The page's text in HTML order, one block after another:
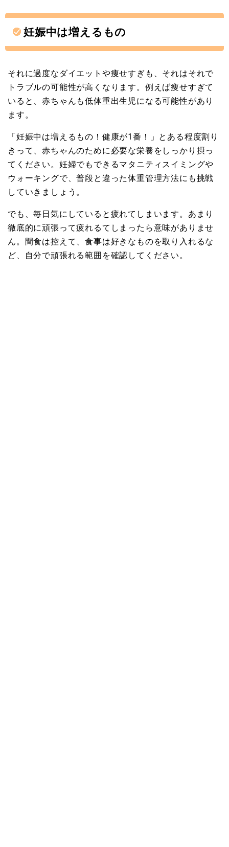
妊娠中は増えるもの
それに過度なダイエットや痩せすぎも、それはそれで
トラブルの可能性が高くなります。例えば痩せすぎて
いると、赤ちゃんも低体重出生児になる可能性があり
ます。
「妊娠中は増えるもの！健康が1番！」とある程度割り
きって、赤ちゃんのために必要な栄養をしっかり摂っ
てください。妊婦でもできるマタニティスイミングや
ウォーキングで、普段と違った体重管理方法にも挑戦
していきましょう。
でも、毎日気にしていると疲れてしまいます。あまり
徹底的に頑張って疲れるてしまったら意味がありませ
ん。間食は控えて、食事は好きなものを取り入れるな
ど、自分で頑張れる範囲を確認してください。